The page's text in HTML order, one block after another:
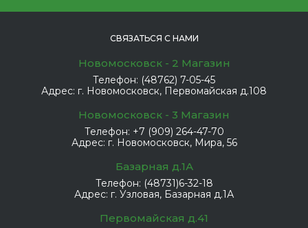
СВЯЗАТЬСЯ С НАМИ
Новомосковск - 2 Магазин
Телефон: (48762) 7-05-45
Адрес: г. Новомосковск, Первомайская д.108
Новомосковск - 3 Магазин
Телефон: +7 (909) 264-47-70
Адрес: г. Новомосковск, Мира, 56
Базарная д.1А
Телефон: (48731)6-32-18
Адрес: г. Узловая, Базарная д.1А
Первомайская д.41